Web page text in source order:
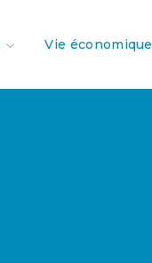
Vie économique